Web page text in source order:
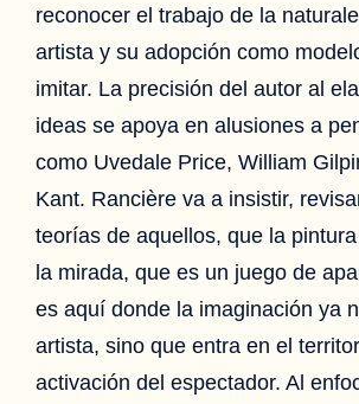
reconocer el trabajo de la
artista y su adopción como
imitar. La precisión del autor al
ideas se apoya en alusiones a
como Uvedale Price, William
Kant. Rancière va a insistir,
teorías de aquellos, que la
la mirada, que es un juego de
es aquí donde la imaginación ya
artista, sino que entra en el
activación del espectador. Al